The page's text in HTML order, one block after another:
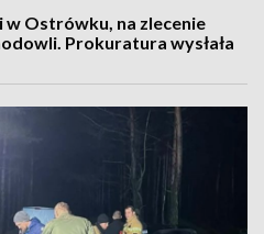
w Ostrówku, na zlecenie
Prokuratura wysłała